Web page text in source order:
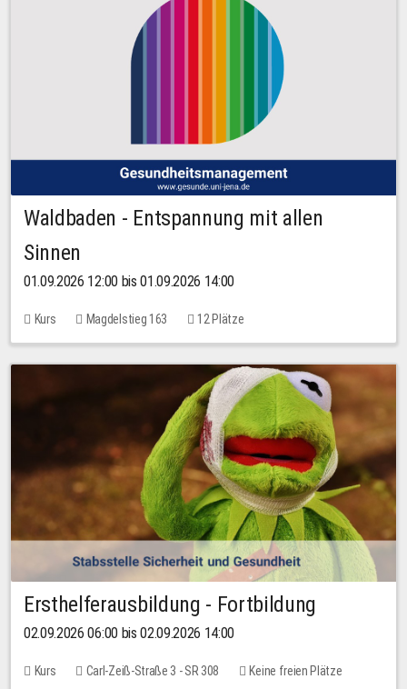
Waldbaden - Entspannung mit allen
Sinnen
01.09.2026 12:00 bis 01.09.2026 14:00
Kurs Magdelstieg 163 12 Plätze
Ersthelferausbildung - Fortbildung
02.09.2026 06:00 bis 02.09.2026 14:00
Kurs Carl-Zeiß-Straße 3 - SR 308 Keine freien Plätze